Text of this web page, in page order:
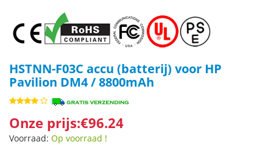
HSTNN-F03C accu (batterij) voor HP
Pavilion DM4 / 8800mAh
Onze prijs:€96.24
Voorraad: Op voorraad !